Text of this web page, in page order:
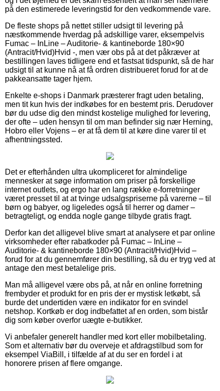
på den estimerede leveringstid for den vedkommende vare.
De fleste shops på nettet stiller udsigt til levering på
næstkommende hverdag på adskillige varer, eksempelvis
Fumac – InLine – Auditorie- & kantineborde 180×90
(Antracit/Hvid)Hvid -, men vær obs på at det påkræver at
bestillingen laves tidligere end et fastsat tidspunkt, så de har
udsigt til at kunne nå at få ordren distribueret forud for at de
pakkeansatte tager hjem.
Enkelte e-shops i Danmark præsterer fragt uden betaling,
men tit kun hvis der indkøbes for en bestemt pris. Derudover
bør du udse dig den mindst kostelige mulighed for levering,
der ofte – uden hensyn til om man befinder sig nær Herning,
Hobro eller Vojens – er at få dem til at køre dine varer til et
afhentningssted.
Det er efterhånden ultra ukompliceret for almindelige
mennesker at søge information om priser på forskellige
internet outlets, og ergo har en lang række e-forretninger
været presset til at at tvinge udsalgspriserne på varerne – til
børn og babyer, og ligeledes også til herrer og damer –
betragteligt, og endda nogle gange tilbyde gratis fragt.
Derfor kan det alligevel blive smart at analysere et par online
virksomheder efter rabatkoder på Fumac – InLine –
Auditorie- & kantineborde 180×90 (Antracit/Hvid)Hvid –
forud for at du gennemfører din bestilling, så du er tryg ved at
antage den mest betalelige pris.
Man må alligevel være obs på, at når en online forretning
frembyder et produkt for en pris der er mystisk letkøbt, så
burde det undertiden være en indikator for en svindel
netshop. Kortkøb er dog indbefattet af en orden, som bistår
dig som køber overfor uægte e-butikker.
Vi anbefaler generelt handler med kort eller mobilbetaling.
Som et alternativ bør du overveje et afdragstilbud som for
eksempel ViaBill, i tilfælde af at du ser en fordel i at
honorere prisen af flere omgange.